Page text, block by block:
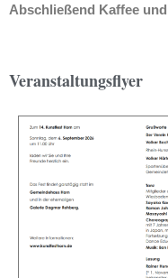
Abschließend Kaffee
Veranstaltungsflyer